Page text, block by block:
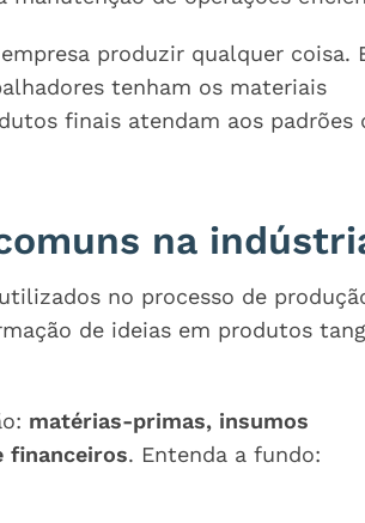
produzir qualquer coisa.
tenham os materiais
finais atendam aos padrões
na
no processo de
de ideias em produtos
matérias-primas, insumos
financeiros. Entenda a fundo: